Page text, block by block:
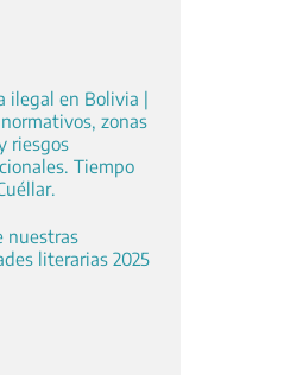
ilegal en Bolivia |
zonas
riesgos
Tiempo
nuestras
literarias 2025